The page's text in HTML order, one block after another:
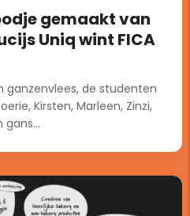
gemaakt van
Uniq wint FICA
ganzenvlees, de studenten
Kirsten, Marleen, Zinzi,
gans...